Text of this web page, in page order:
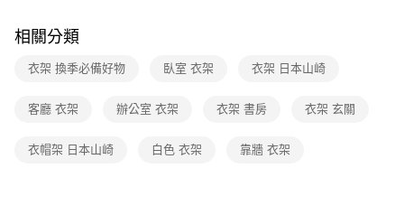
相關分類
衣架 換季必備好物 臥室 衣架 衣架 日本山崎
客廳 衣架 辦公室 衣架 衣架 書房 衣架 玄關
衣帽架 日本山崎 白色 衣架 靠牆 衣架